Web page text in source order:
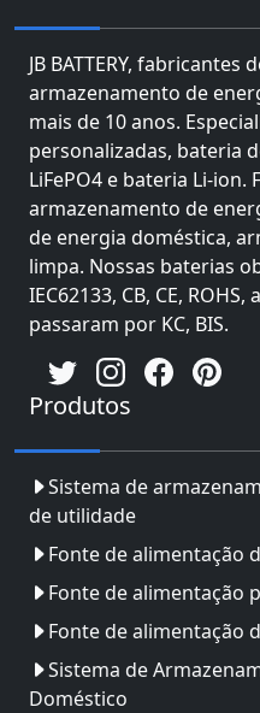
JB BATTERY, fabricantes
armazenamento de
mais de 10 anos.
personalizadas, bateria
LiFePO4 e bateria Li-
armazenamento de
de energia doméstica,
limpa. Nossas baterias
IEC62133, CB, CE,
passaram por KC, BIS.
Produtos
Sistema de
de utilidade
Fonte de alimentação
Fonte de alimentação
Fonte de alimentação
Sistema de
Doméstico